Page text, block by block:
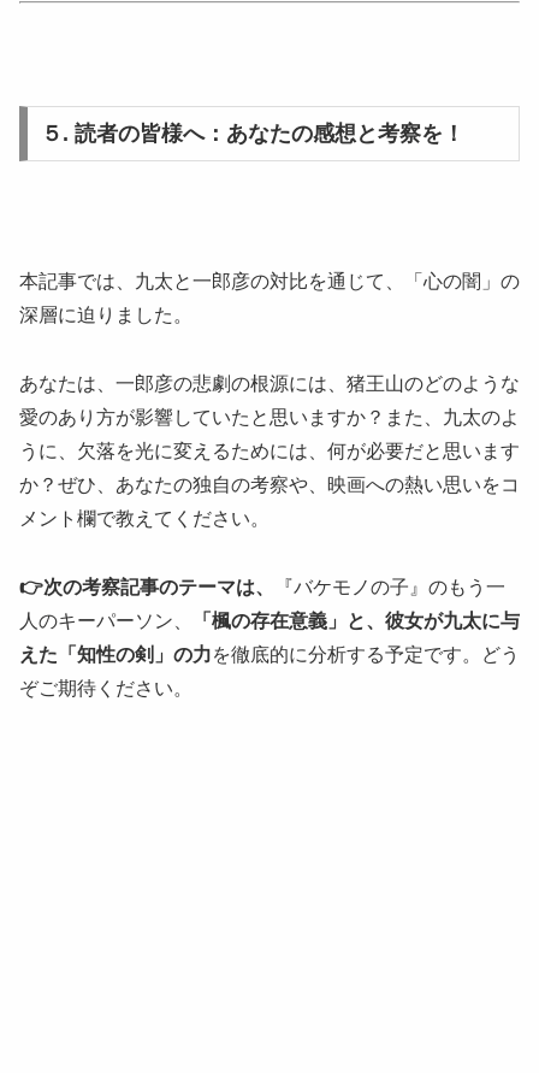
５. 読者の皆様へ：あなたの感想と考察を！
本記事では、九太と一郎彦の対比を通じて、「心の闇」の
深層に迫りました。
あなたは、一郎彦の悲劇の根源には、猪王山のどのような
愛のあり方が影響していたと思いますか？また、九太のよ
うに、欠落を光に変えるためには、何が必要だと思います
か？ぜひ、あなたの独自の考察や、映画への熱い思いをコ
メント欄で教えてください。
👉次の考察記事のテーマは、
『バケモノの子』のもう一
人のキーパーソン、
「楓の存在意義」と、彼女が九太に与
えた「知性の剣」の力を徹底的に分析する予定です。どう
ぞご期待ください。